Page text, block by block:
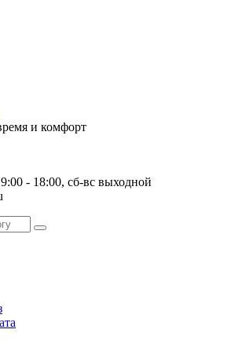
и комфорт
- 18:00, сб-вс выходной